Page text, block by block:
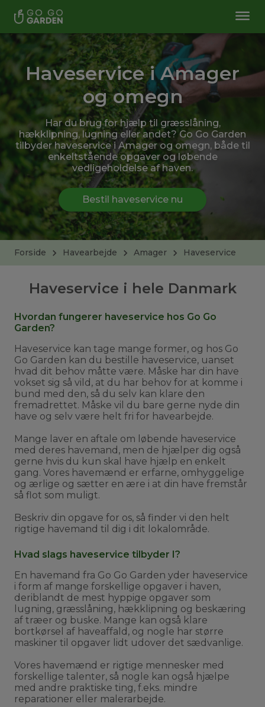
Haveservice i Amager
og omegn
Har du brug for hjælp til græsslåning,
hækklipning, lugning eller andet? Go Go Garden
tilbyder haveservice i Amager og omegn, både til
enkeltstående opgaver og løbende
vedligeholdelse af haven.
Bestil haveservice nu
Forside Havearbejde Amager Haveservice
Haveservice i hele Danmark
Hvordan fungerer haveservice hos Go Go
Garden?
Haveservice kan tage mange former, og hos Go
Go Garden kan du bestille haveservice, uanset
hvad dit behov måtte være. Måske har din have
vokset sig så vild, at du har behov for at komme i
bund med den, så du selv kan klare den
fremadrettet. Måske vil du bare gerne nyde din
have og selv være helt fri for havearbejde.
Mange laver en aftale om løbende haveservice
med deres havemand, men de hjælper dig også
gerne hvis du kun skal have hjælp en enkelt
gang. Vores havemænd er erfarne, omhyggelige
og ærlige og sætter en ære i at din have fremstår
så flot som muligt.
Beskriv din opgave for os, så finder vi den helt
rigtige havemand til dig i dit lokalområde.
Hvad slags haveservice tilbyder I?
En havemand fra Go Go Garden yder haveservice
i form af mange forskellige opgaver i haven,
deriblandt de mest hyppige opgaver som
lugning, græsslåning, hækklipning og beskæring
af træer og buske. Mange kan også klare
bortkørsel af haveaffald, og nogle har større
maskiner til opgaver lidt udover det sædvanlige.
Vores havemænd er rigtige mennesker med
forskellige talenter, så nogle kan også hjælpe
med andre praktiske ting, f.eks. mindre
reparationer eller malerarbejde.